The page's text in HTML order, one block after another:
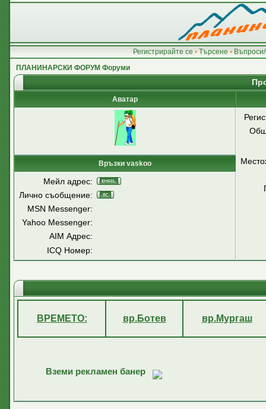
Регистрирайте се • Търсене •
ПЛАНИНАРСКИ ФОРУМ Форуми
Аватар
Връзки vaskoo
Мейл адрес:
Лично съобщение:
MSN Messenger:
Yahoo Messenger:
AIM Адрес:
ICQ Номер:
ВРЕМЕТО: вр.Ботев вр.Мургаш
Вземи рекламен банер